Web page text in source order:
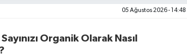
05 Ağustos 2026 - 14:48
Organik Olarak Nasıl